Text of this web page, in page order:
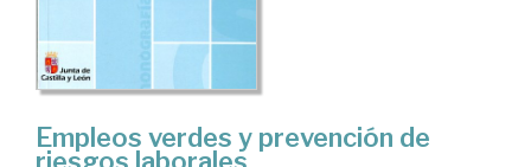
Empleos verdes y prevención de